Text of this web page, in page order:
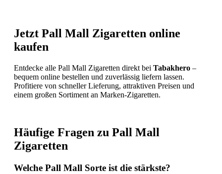
Jetzt Pall Mall Zigaretten online
kaufen
Entdecke alle Pall Mall Zigaretten direkt bei Tabakhero –
bequem online bestellen und zuverlässig liefern lassen.
Profitiere von schneller Lieferung, attraktiven Preisen und
einem großen Sortiment an Marken-Zigaretten.
Häufige Fragen zu Pall Mall
Zigaretten
Welche Pall Mall Sorte ist die stärkste?